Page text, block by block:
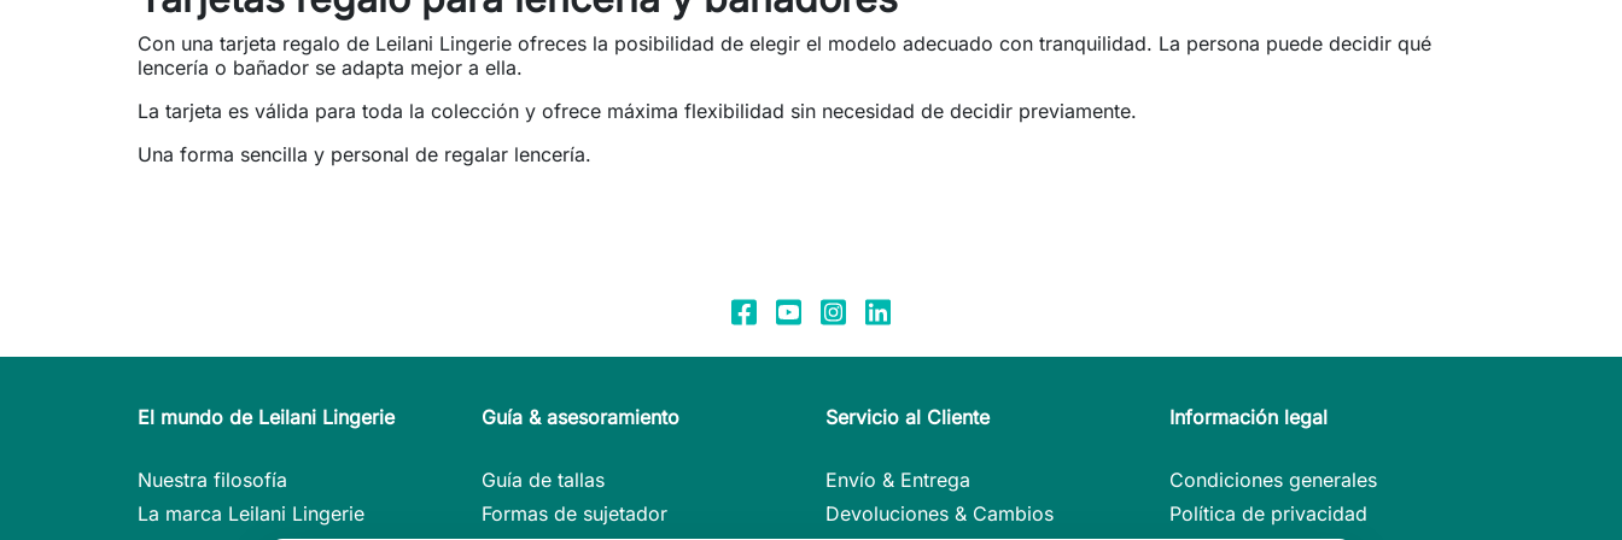
Con una tarjeta regalo de Leilani Lingerie ofreces la posibilidad de elegir el modelo adecuado con tranquilidad. La persona puede decidir qué
lencería o bañador se adapta mejor a ella.
La tarjeta es válida para toda la colección y ofrece máxima flexibilidad sin necesidad de decidir previamente.
Una forma sencilla y personal de regalar lencería.
El mundo de Leilani Lingerie
Nuestra filosofía
La marca Leilani Lingerie
Guía & asesoramiento
Guía de tallas
Formas de sujetador
Servicio al Cliente
Envío & Entrega
Devoluciones & Cambios
Información legal
Condiciones generales
Política de privacidad